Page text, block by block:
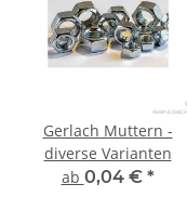
Gerlach Muttern -
diverse Varianten
ab 0,04 € *